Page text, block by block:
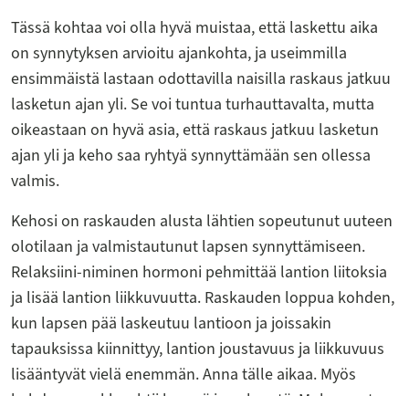
Tässä kohtaa voi olla hyvä muistaa, että laskettu aika
on synnytyksen arvioitu ajankohta, ja useimmilla
ensimmäistä lastaan odottavilla naisilla raskaus jatkuu
lasketun ajan yli. Se voi tuntua turhauttavalta, mutta
oikeastaan on hyvä asia, että raskaus jatkuu lasketun
ajan yli ja keho saa ryhtyä synnyttämään sen ollessa
valmis.
Kehosi on raskauden alusta lähtien sopeutunut uuteen
olotilaan ja valmistautunut lapsen synnyttämiseen.
Relaksiini-niminen hormoni pehmittää lantion liitoksia
ja lisää lantion liikkuvuutta. Raskauden loppua kohden,
kun lapsen pää laskeutuu lantioon ja joissakin
tapauksissa kiinnittyy, lantion joustavuus ja liikkuvuus
lisääntyvät vielä enemmän. Anna tälle aikaa. Myös